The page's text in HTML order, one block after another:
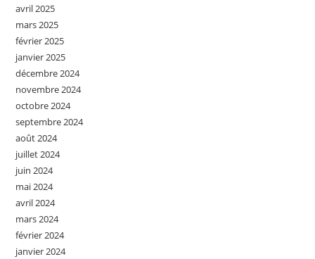
avril 2025
mars 2025
février 2025
janvier 2025
décembre 2024
novembre 2024
octobre 2024
septembre 2024
août 2024
juillet 2024
juin 2024
mai 2024
avril 2024
mars 2024
février 2024
janvier 2024